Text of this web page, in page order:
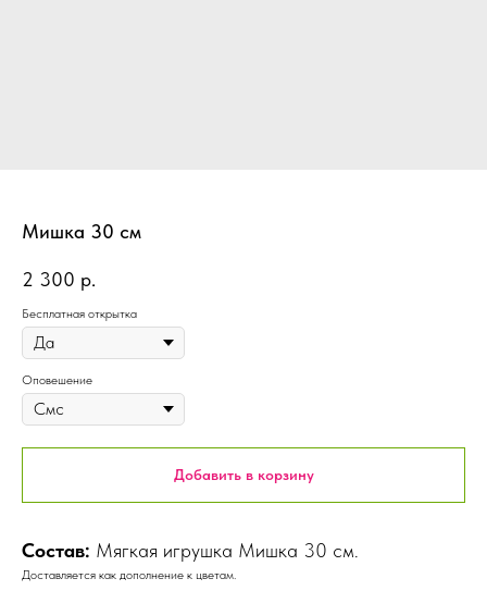
Мишка 30 см
2 300 р.
Бесплатная открытка
Оповешение
Добавить в корзину
Состав: Мягкая игрушка Мишка 30 см.
Доставляется как дополнение к цветам.